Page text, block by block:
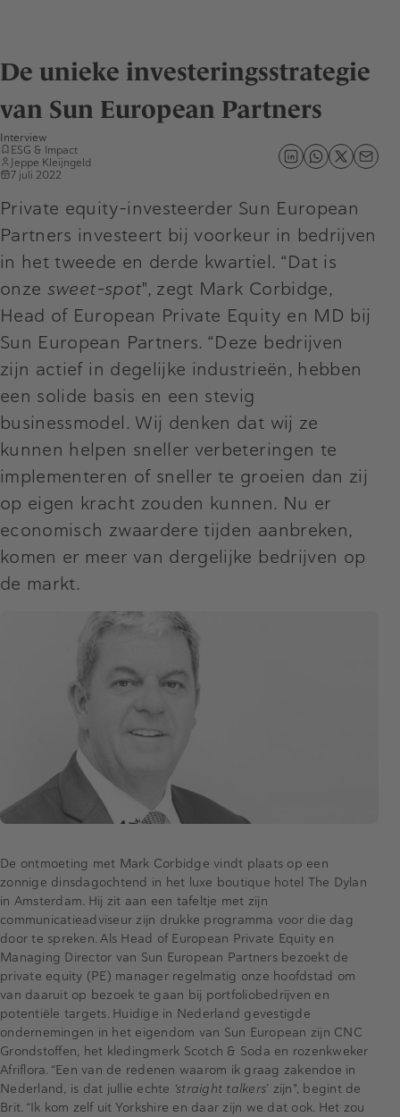
De unieke investeringsstrategie
van Sun European Partners
Interview
ESG & Impact
Jeppe Kleijngeld
7 juli 2022
Private equity-investeerder Sun European
Partners investeert bij voorkeur in bedrijven
in het tweede en derde kwartiel. “Dat is
onze sweet-spot", zegt Mark Corbidge,
Head of European Private Equity en MD bij
Sun European Partners. “Deze bedrijven
zijn actief in degelijke industrieën, hebben
een solide basis en een stevig
businessmodel. Wij denken dat wij ze
kunnen helpen sneller verbeteringen te
implementeren of sneller te groeien dan zij
op eigen kracht zouden kunnen. Nu er
economisch zwaardere tijden aanbreken,
komen er meer van dergelijke bedrijven op
de markt.
De ontmoeting met Mark Corbidge vindt plaats op een
zonnige dinsdagochtend in het luxe boutique hotel The Dylan
in Amsterdam. Hij zit aan een tafeltje met zijn
communicatieadviseur zijn drukke programma voor die dag
door te spreken. Als Head of European Private Equity en
Managing Director van Sun European Partners bezoekt de
private equity (PE) manager regelmatig onze hoofdstad om
van daaruit op bezoek te gaan bij portfoliobedrijven en
potentiële targets. Huidige in Nederland gevestigde
ondernemingen in het eigendom van Sun European zijn CNC
Grondstoffen, het kledingmerk Scotch & Soda en rozenkweker
Afriflora. “Een van de redenen waarom ik graag zakendoe in
Nederland, is dat jullie echte ‘straight talkers’ zijn", begint de
Brit. “Ik kom zelf uit Yorkshire en daar zijn we dat ook. Het zou